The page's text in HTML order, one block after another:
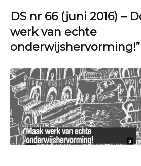
DS nr 66 (juni 2016) –
werk van echte
onderwijshervorming!”